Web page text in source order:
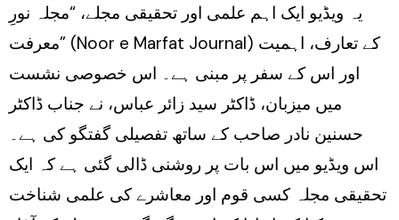
یہ ویڈیو ایک اہم علمی اور تحقیقی مجلے، “مجلہ نورِ
معرفت” (Noor e Marfat Journal) کے تعارف، اہمیت
اور اس کے سفر پر مبنی ہے۔ اس خصوصی نشست
میں میزبان، ڈاکٹر سید زائر عباس، نے جناب ڈاکٹر
حسنین نادر صاحب کے ساتھ تفصیلی گفتگو کی ہے۔
اس ویڈیو میں اس بات پر روشنی ڈالی گئی ہے کہ ایک
تحقیقی مجلہ کسی قوم اور معاشرے کی علمی شناخت